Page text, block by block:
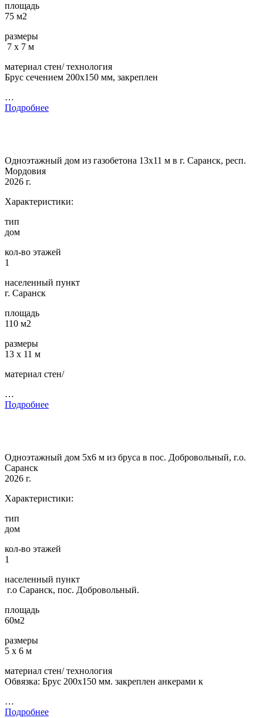
площадь
75 м2
размеры
7 х 7 м
материал стен/ технология
Брус сечением 200х150 мм, закреплен
…
Подробнее
Одноэтажный дом из газобетона 13х11 м в г. Саранск, респ.
Мордовия
2026 г.
Характеристики:
тип
дом
кол-во этажей
1
населенный пункт
г. Саранск
площадь
110 м2
размеры
13 х 11 м
материал стен/
…
Подробнее
Одноэтажный дом 5х6 м из бруса в пос. Добровольный, г.о.
Саранск
2026 г.
Характеристики:
тип
дом
кол-во этажей
1
населенный пункт
г.о Саранск, пос. Добровольный.
площадь
60м2
размеры
5 х 6 м
материал стен/ технология
Обвязка: Брус 200х150 мм. закреплен анкерами к
…
Подробнее